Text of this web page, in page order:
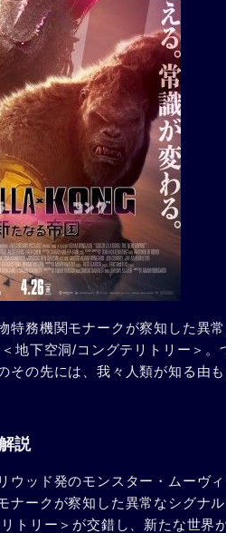
特務機関モナークが察知した異
地下空洞/コングテリトリー＞。
その先には、我々人類が知る由
説
ウッド発のモンスター・ムーヴ
ナークが察知した異常なシグナ
トリー＞が交錯し、新たな世界